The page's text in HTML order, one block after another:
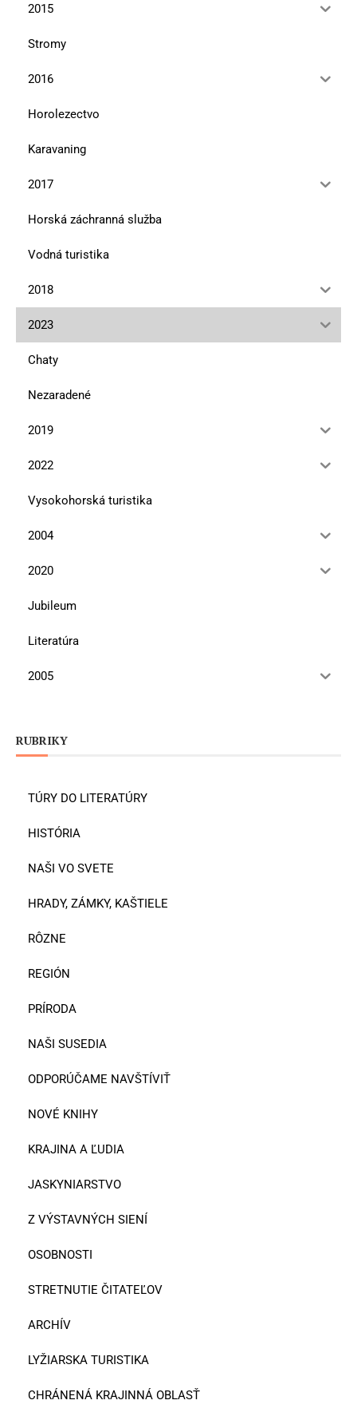
2015
Stromy
2016
Horolezectvo
Karavaning
2017
Horská záchranná služba
Vodná turistika
2018
2023
Chaty
Nezaradené
2019
2022
Vysokohorská turistika
2004
2020
Jubileum
Literatúra
2005
RUBRIKY
TÚRY DO LITERATÚRY
HISTÓRIA
NAŠI VO SVETE
HRADY, ZÁMKY, KAŠTIELE
RÔZNE
REGIÓN
PRÍRODA
NAŠI SUSEDIA
ODPORÚČAME NAVŠTÍVIŤ
NOVÉ KNIHY
KRAJINA A ĽUDIA
JASKYNIARSTVO
Z VÝSTAVNÝCH SIENÍ
OSOBNOSTI
STRETNUTIE ČITATEĽOV
ARCHÍV
LYŽIARSKA TURISTIKA
CHRÁNENÁ KRAJINNÁ OBLASŤ